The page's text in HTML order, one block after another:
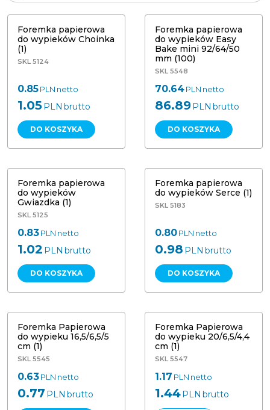
Choinka (1)
Foremka papierowa
do wypieków Choinka
(1)
SKL 5124
0.85PLN netto
1.05PLN brutto
DO KOSZYKA
Easy Bake 92/64/50 mm (100)
Foremka papierowa
do wypieków Easy
Bake mini 92/64/50
mm (100)
SKL 5548
70.64PLN netto
86.89PLN brutto
DO KOSZYKA
Foremka papierowa do wypieków
Foremka papierowa
do wypieków
Gwiazdka (1)
SKL 5125
0.83PLN netto
1.02 PLN brutto
DO KOSZYKA
Foremka papierowa do wypieków
Foremka papierowa
do wypieków Serce (1)
SKL 5183
0.80PLN netto
0.98 PLN brutto
DO KOSZYKA
Foremka Papierowa
do wypieku 16,5/6,5/5
cm (1)
SKL 5545
0.63PLN netto
0.77 PLN brutto
Foremka Papierowa do wypieku
Foremka Papierowa
do wypieku 20/6,5/4,4
cm (1)
SKL 5547
1.17 PLN netto
1.44PLN brutto